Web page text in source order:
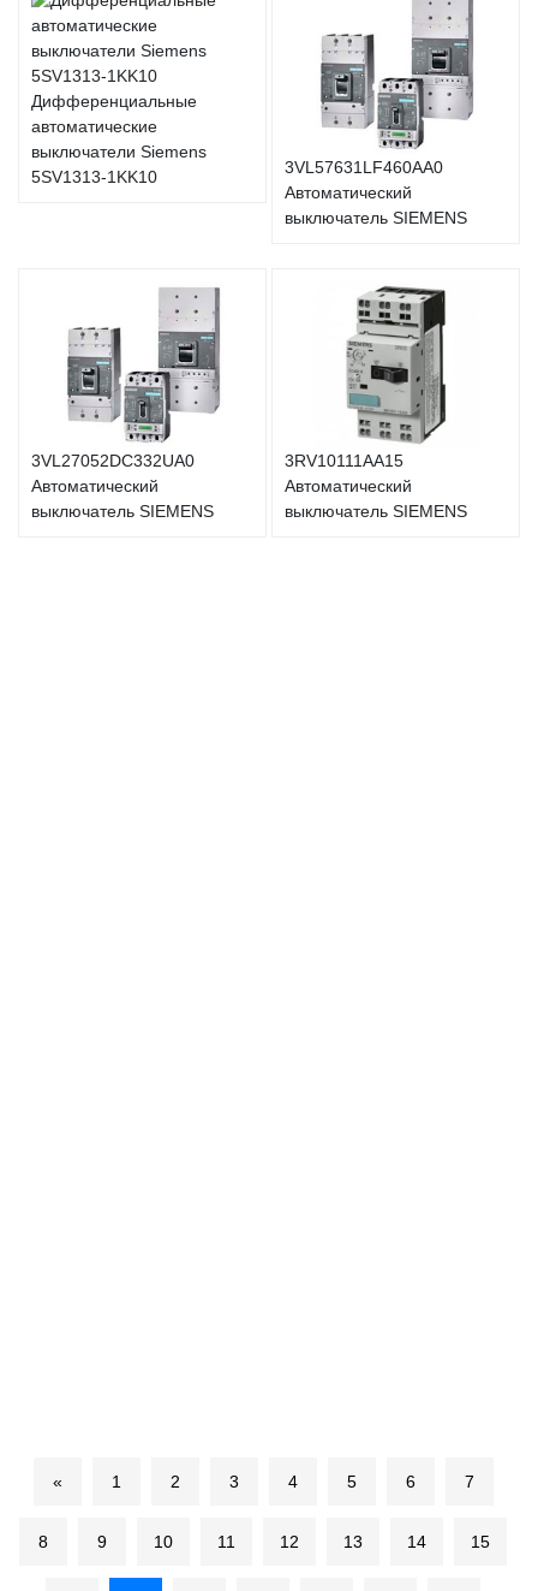
Дифференциальные
автоматические
выключатели Siemens
5SV1313-1KK10
3VL57631LF460AA0
Автоматический
выключатель SIEMENS
3VL27052DC332UA0
Автоматический
выключатель SIEMENS
3RV10111AA15
Автоматический
выключатель SIEMENS
« 1 2 3 4 5 6 7
8 9 10 11 12 13 14 15